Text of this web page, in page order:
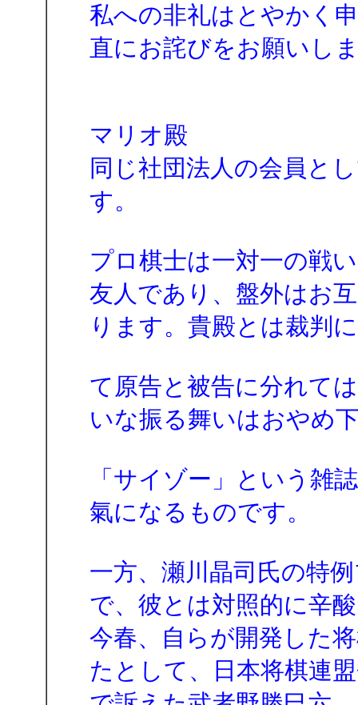
私への非礼はとやかく
直にお詫びをお願いし
マリオ殿
同じ社団法人の会員と
す。
プロ棋士は一対一の戦
友人であり、盤外はお
ります。貴殿とは裁判に
て原告と被告に分れて
いな振る舞いはおやめ
「サイゾー」という雑
氣になるものです。
一方、瀬川晶司氏の特
で、彼とは対照的に辛
今春、自らが開発した
たとして、日本将棋連